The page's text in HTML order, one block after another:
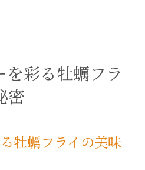
を彩る牡蠣フラ
密
牡蠣フライの美味